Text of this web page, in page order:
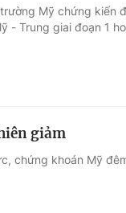
Mỹ chứng kiến
- Trung giai đoạn 1
giảm
chứng khoán Mỹ